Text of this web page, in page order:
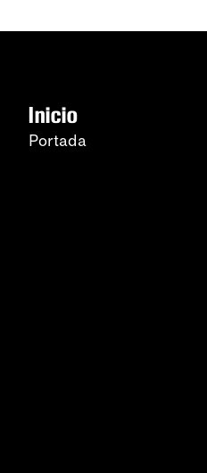
Inicio
Portada